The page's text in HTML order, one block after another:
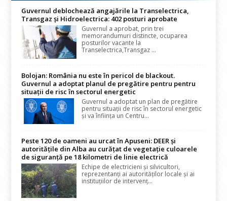
Guvernul deblochează angajările la Transelectrica,
Transgaz și Hidroelectrica: 402 posturi aprobate
Guvernul a aprobat, prin trei
memorandumuri distincte, ocuparea
posturilor vacante la
Transelectrica,Transgaz ...
Bolojan: România nu este în pericol de blackout.
Guvernul a adoptat planul de pregătire pentru pentru
situații de risc în sectorul energetic
Guvernul a adoptat un plan de pregătire
pentru situații de risc în sectorul energetic
și va înființa un Centru...
Peste 120 de oameni au urcat în Apuseni: DEER și
autoritățile din Alba au curățat de vegetație culoarele
de siguranță pe 18 kilometri de linie electrică
Echipe de electricieni și silvicultori,
reprezentanți ai autorităților locale și ai
instituțiilor de intervenț...